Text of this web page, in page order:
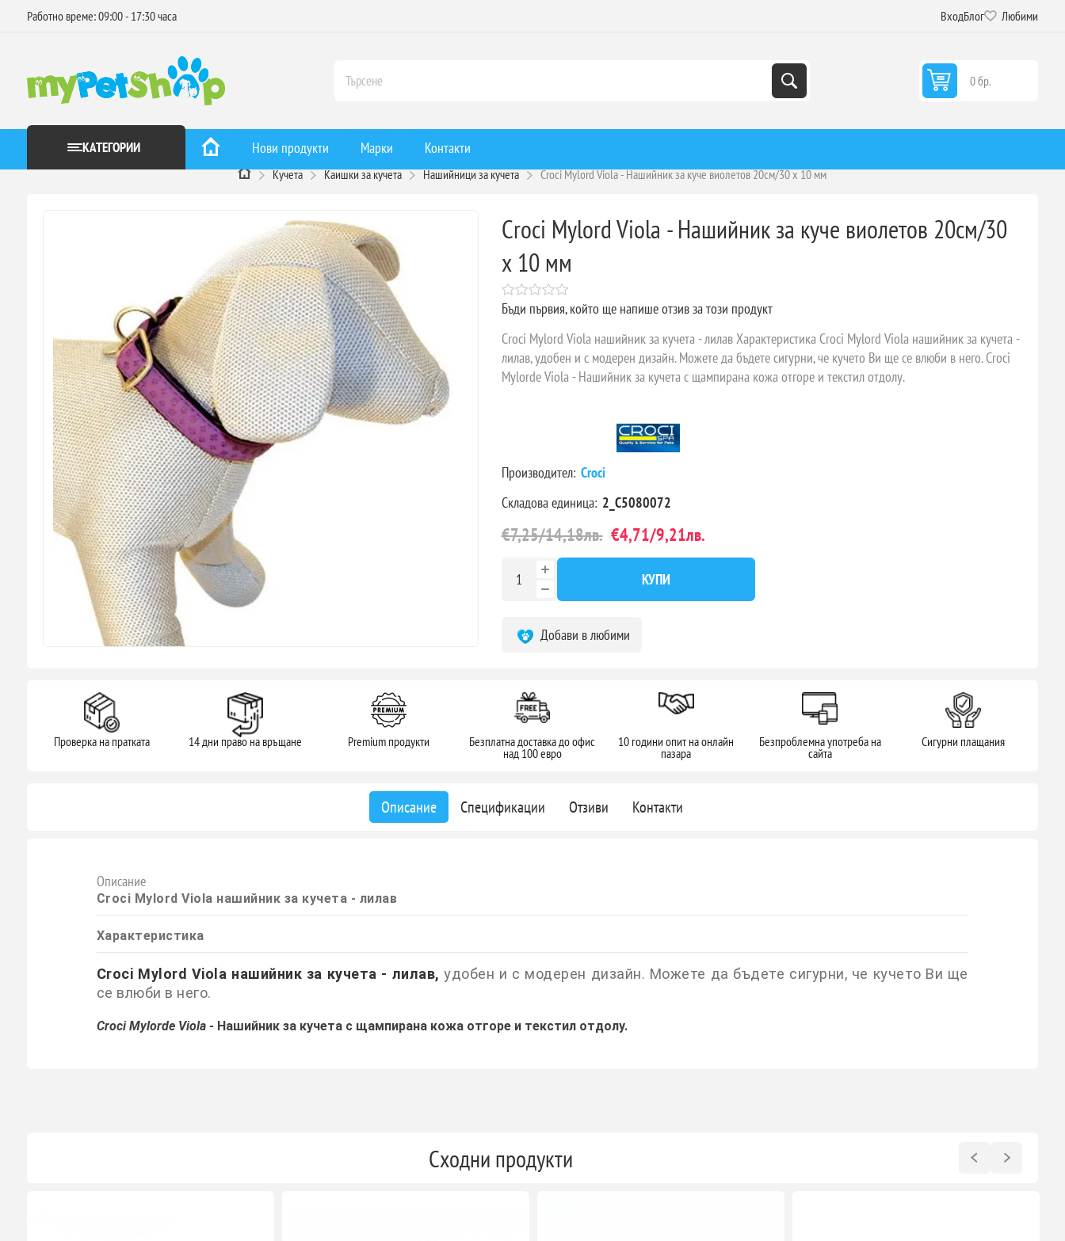
Работно време: 09:00 - 17:30 часа ВходБлог Любими
0 бр.
КАТЕГОРИИ Нови продукти Марки Контакти
Кучета Каишки за кучета Нашийници за кучета Croci Mylord Viola - Нашийник за куче виолетов 20см/30 х 10 мм
Croci Mylord Viola - Нашийник за куче виолетов 20см/30
х 10 мм
Бъди първия, който ще напише отзив за този продукт
Croci Mylord Viola нашийник за кучета - лилав Характеристика Croci Mylord Viola нашийник за кучета -
лилав, удобен и с модерен дизайн. Можете да бъдете сигурни, че кучето Ви ще се влюби в него. Croci
Mylorde Viola - Нашийник за кучета с щампирана кожа отгоре и текстил отдолу.
Производител: Croci
Складова единица: 2_C5080072
€7,25/14,18лв. €4,71/9,21лв.
КУПИ
Добави в любими
Проверка на пратката 14 дни право на връщане Premium продукти Безплатна доставка до офис
над 100 евро
10 години опит на онлайн
пазара
Безпроблемна употреба на
сайта
Сигурни плащания
Описание Спецификации Отзиви Контакти
Описание
Croci Mylord Viola нашийник за кучета - лилав
Характеристика
Croci Mylord Viola нашийник за кучета - лилав, удобен и с модерен дизайн. Можете да бъдете сигурни, че кучето Ви ще
се влюби в него.
Croci Mylorde Viola - Нашийник за кучета с щампирана кожа отгоре и текстил отдолу.
Сходни продукти